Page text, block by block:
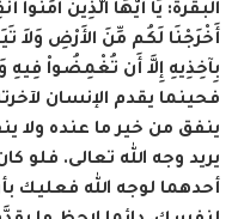
البقرة: يَا أَيُّهَا الَّذِينَ
أَخْرَجْنَا لَكُم مِّنَ الأَرْضِ وَلاَ
بِآخِذِيهِ إِلاَّ أَن تُغْمِضُواْ فِيهِ
فحينما يقدم الإنسان
ينفق من خير ما عنده ولا
يريد وجه الله تعالى. فلو
أحدهما لوجه الله فعليك